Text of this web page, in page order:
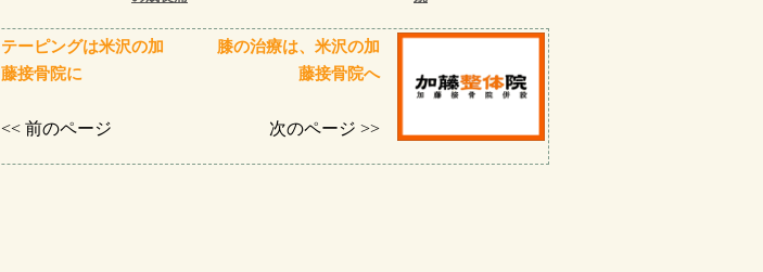
テーピングは米沢の加
藤接骨院に
<< 前のページ
膝の治療は、米沢の加
藤接骨院へ
次のページ >>